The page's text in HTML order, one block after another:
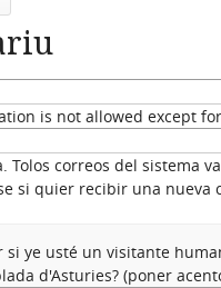
is not allowed except
Tolos correos del sistema
si quier recibir una
si ye usté un visitante
d'Asturies? (poner